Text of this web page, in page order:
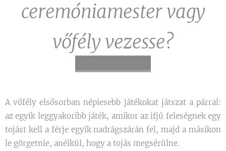
ceremóniamester vagy
vőfély vezesse?
A vőfély elsősorban népiesebb játékokat játszat a párral:
az egyik leggyakoribb játék, amikor az ifjú feleségnek egy
tojást kell a férje egyik nadrágszárán fel, majd a másikon
le görgetnie, anélkül, hogy a tojás megsérülne.